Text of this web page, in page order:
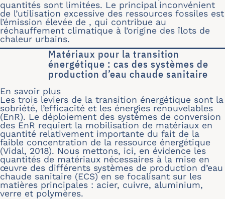
quantités sont limitées. Le principal inconvénient
de l’utilisation excessive des ressources fossiles est
l’émission élevée de , qui contribue au
réchauffement climatique à l’origine des îlots de
chaleur urbains.
Matériaux pour la transition
énergétique : cas des systèmes de
production d’eau chaude sanitaire
En savoir plus
Les trois leviers de la transition énergétique sont la
sobriété, l’efficacité et les énergies renouvelables
(EnR). Le déploiement des systèmes de conversion
des EnR requiert la mobilisation de matériaux en
quantité relativement importante du fait de la
faible concentration de la ressource énergétique
(Vidal, 2018). Nous mettons, ici, en évidence les
quantités de matériaux nécessaires à la mise en
œuvre des différents systèmes de production d’eau
chaude sanitaire (ECS) en se focalisant sur les
matières principales : acier, cuivre, aluminium,
verre et polymères.